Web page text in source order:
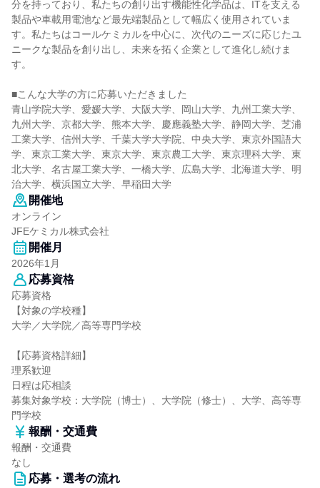
分を持っており、私たちの創り出す機能性化学品は、ITを支える
製品や車載用電池など最先端製品として幅広く使用されていま
す。私たちはコールケミカルを中心に、次代のニーズに応じたユ
ニークな製品を創り出し、未来を拓く企業として進化し続けま
す。
■こんな大学の方に応募いただきました
青山学院大学、愛媛大学、大阪大学、岡山大学、九州工業大学、
九州大学、京都大学、熊本大学、慶應義塾大学、静岡大学、芝浦
工業大学、信州大学、千葉大学大学院、中央大学、東京外国語大
学、東京工業大学、東京大学、東京農工大学、東京理科大学、東
北大学、名古屋工業大学、一橋大学、広島大学、北海道大学、明
治大学、横浜国立大学、早稲田大学
開催地
オンライン
JFEケミカル株式会社
開催月
2026年1月
応募資格
応募資格
【対象の学校種】
大学／大学院／高等専門学校
【応募資格詳細】
理系歓迎
日程は応相談
募集対象学校：大学院（博士）、大学院（修士）、大学、高等専
門学校
報酬・交通費
報酬・交通費
なし
応募・選考の流れ